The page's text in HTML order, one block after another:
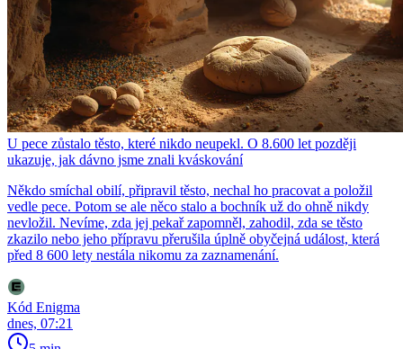
U pece zůstalo těsto, které nikdo neupekl. O 8.600 let později
ukazuje, jak dávno jsme znali kváskování
Někdo smíchal obilí, připravil těsto, nechal ho pracovat a položil
vedle pece. Potom se ale něco stalo a bochník už do ohně nikdy
nevložil. Nevíme, zda jej pekař zapomněl, zahodil, zda se těsto
zkazilo nebo jeho přípravu přerušila úplně obyčejná událost, která
před 8 600 lety nestála nikomu za zaznamenání.
Kód Enigma
dnes, 07:21